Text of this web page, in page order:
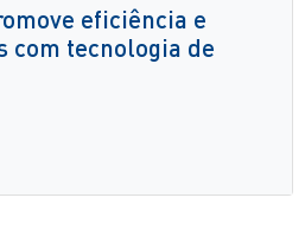
eficiência e
com tecnologia de